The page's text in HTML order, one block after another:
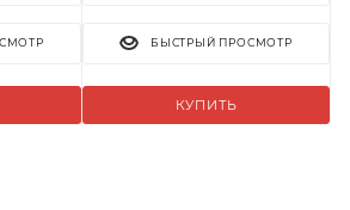
КУПИТЬ
БЫСТРЫЙ ПРОСМОТР